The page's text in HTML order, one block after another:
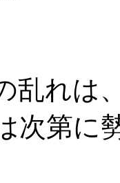
乱れは
次第に